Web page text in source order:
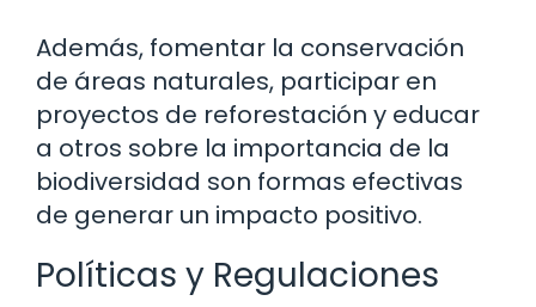
Además, fomentar la conservación
de áreas naturales, participar en
proyectos de reforestación y educar
a otros sobre la importancia de la
biodiversidad son formas efectivas
de generar un impacto positivo.
Políticas y Regulaciones